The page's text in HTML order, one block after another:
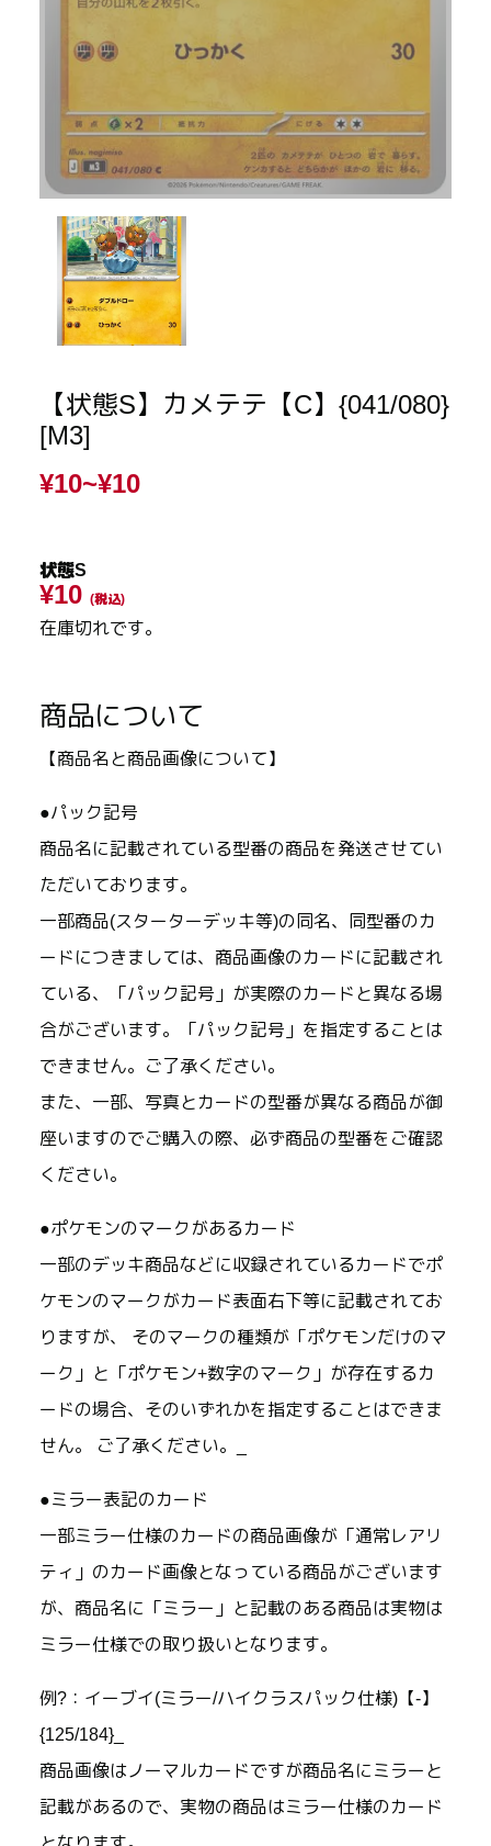
【状態S】カメテテ【C】{041/080}
[M3]
¥10~¥10
状態S
¥10 (税込)
在庫切れです。
商品について
【商品名と商品画像について】
●パック記号
商品名に記載されている型番の商品を発送させてい
ただいております。
一部商品(スターターデッキ等)の同名、同型番のカ
ードにつきましては、商品画像のカードに記載され
ている、「パック記号」が実際のカードと異なる場
合がございます。「パック記号」を指定することは
できません。ご了承ください。
また、一部、写真とカードの型番が異なる商品が御
座いますのでご購入の際、必ず商品の型番をご確認
ください。
●ポケモンのマークがあるカード
一部のデッキ商品などに収録されているカードでポ
ケモンのマークがカード表面右下等に記載されてお
りますが、 そのマークの種類が「ポケモンだけのマ
ーク」と「ポケモン+数字のマーク」が存在するカ
ードの場合、そのいずれかを指定することはできま
せん。 ご了承ください。_
●ミラー表記のカード
一部ミラー仕様のカードの商品画像が「通常レアリ
ティ」のカード画像となっている商品がございます
が、商品名に「ミラー」と記載のある商品は実物は
ミラー仕様での取り扱いとなります。
例?：イーブイ(ミラー/ハイクラスパック仕様)【-】
{125/184}_
商品画像はノーマルカードですが商品名にミラーと
記載があるので、実物の商品はミラー仕様のカード